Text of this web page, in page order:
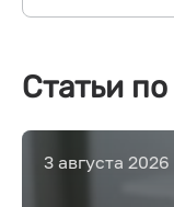
Статьи
3 августа 2026